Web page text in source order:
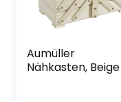
Aumüller
Nähkasten, Beige